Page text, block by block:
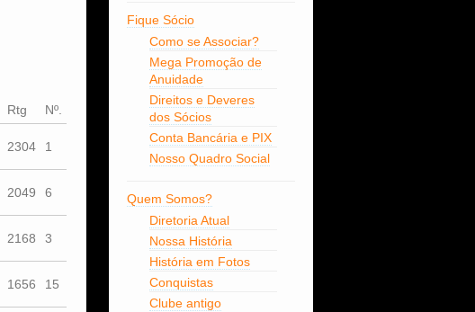
Rtg Nº.
2304 1
2049 6
2168 3
1656 15
Fique Sócio
Como se Associar?
Mega Promoção de
Anuidade
Direitos e Deveres
dos Sócios
Conta Bancária e PIX
Nosso Quadro Social
Quem Somos?
Diretoria Atual
Nossa História
História em Fotos
Conquistas
Clube antigo